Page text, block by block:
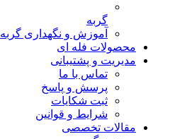
گربه
آموزش و نگهداری گربه
محصولات فله ای
مدیریت و پشتیبانی
تماس با ما
پرسش و پاسخ
ثبت شکایات
شرایط و قوانین
مقالات تخصصی